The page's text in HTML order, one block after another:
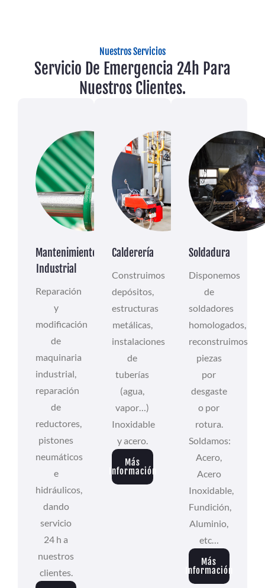
Nuestros Servicios
Servicio De Emergencia 24h Para
Nuestros Clientes.
Mantenimiento
Industrial
Reparación
y
modificación
de
maquinaria
industrial,
reparación
de
reductores,
pistones
neumáticos
e
hidráulicos,
dando
servicio
24 h a
nuestros
clientes.
Calderería
Construimos
depósitos,
estructuras
metálicas,
instalaciones
de
tuberías
(agua,
vapor…)
Inoxidable
y acero.
Más
Información
Soldadura
Disponemos
de
soldadores
homologados,
reconstruimos
piezas
por
desgaste
o por
rotura.
Soldamos:
Acero,
Acero
Inoxidable,
Fundición,
Aluminio,
etc…
Más
Información